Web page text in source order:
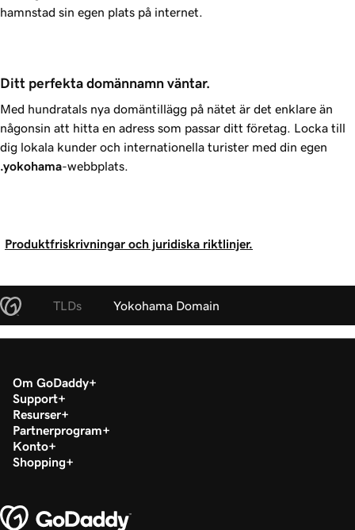
hamnstad sin egen plats på internet.
Ditt perfekta domännamn väntar.
Med hundratals nya domäntillägg på nätet är det enklare än
någonsin att hitta en adress som passar ditt företag. Locka till
dig lokala kunder och internationella turister med din egen
.yokohama-webbplats.
Produktfriskrivningar och juridiska riktlinjer.
TLDs Yokohama Domain
Om GoDaddy
Support
Resurser
Partnerprogram
Konto
Shopping